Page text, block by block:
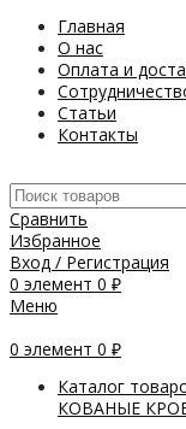
Главная
О нас
Оплата и
Статьи
Контакты
Сравнить
Избранное
Вход / Регистрация
0 элемент 0 ₽
Меню
0 элемент 0 ₽
Каталог
КОВАНЫЕ